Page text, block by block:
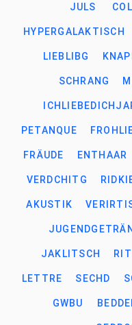
JULS
HYPERGALAKTISCH
LIEBLIBG
SCHRANG
PETANQUE
FRÄUDE ENTHAAR
VERDCHITG
AKUSTIK
JAKLITSCH
LETTRE SECHD
GWBU